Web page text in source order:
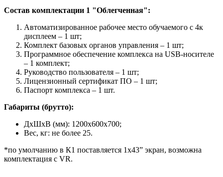
Состав комплектации 1 "Облегченная":
Автоматизированное рабочее место обучаемого с 4к
дисплеем – 1 шт;
Комплект базовых органов управления – 1 шт;
Программное обеспечение комплекса на USB-носителе
– 1 комплект;
Руководство пользователя – 1 шт;
Лицензионный сертификат ПО – 1 шт;
Паспорт комплекса – 1 шт.
Габариты (брутто):
ДхШхВ (мм): 1200x600x700;
Вес, кг: не более 25.
*по умолчанию в К1 поставляется 1х43” экран, возможна
комплектация с VR.